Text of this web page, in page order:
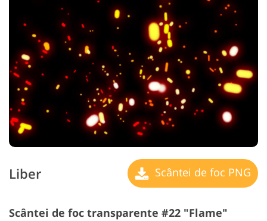
Liber Scântei de foc PNG
Scântei de foc transparente #22 "Flame"